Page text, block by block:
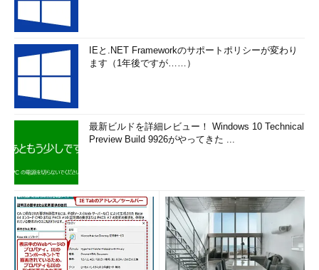
IEと.NET Frameworkのサポートポリシーが変わり
ます（1年後ですが……）
最新ビルドを詳細レビュー！ Windows 10 Technical
Preview Build 9926がやってきた ...